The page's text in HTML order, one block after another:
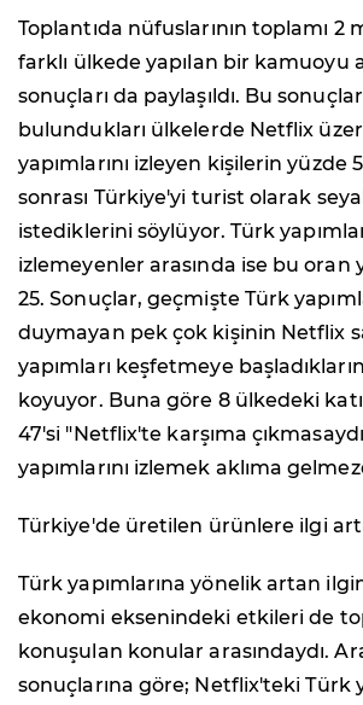
Toplantıda nüfuslarının toplamı 2
farklı ülkede yapılan bir kamuoyu
sonuçları da paylaşıldı. Bu
bulundukları ülkelerde Netflix
yapımlarını izleyen kişilerin yüzde
sonrası Türkiye'yi turist olarak
istediklerini söylüyor. Türk
izlemeyenler arasında ise bu oran
25. Sonuçlar, geçmişte Türk
duymayan pek çok kişinin Netflix
yapımları keşfetmeye
koyuyor. Buna göre 8 ülkedeki
47'si "Netflix'te karşıma
yapımlarını izlemek aklıma
Türkiye'de üretilen ürünlere ilgi
Türk yapımlarına yönelik artan
ekonomi eksenindeki etkileri de
konuşulan konular arasındaydı.
sonuçlarına göre; Netflix'teki Türk